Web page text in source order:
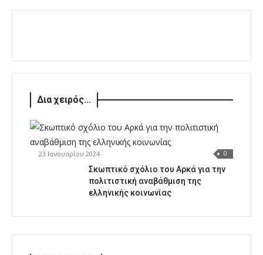
Δια χειρός...
23 Ιανουαρίου 2024 0
Σκωπτικό σχόλιο του Αρκά για την
πολιτιστική αναβάθμιση της
ελληνικής κοινωνίας